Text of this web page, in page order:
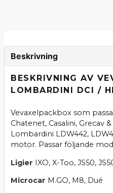
Beskrivning
BESKRIVNING AV
LOMBARDINI DCI /
Vevaxelpackbox som
Chatenet, Casalini, Grecav
Lombardini LDW442,
motor. Passar följande
Ligier IXO, X-Too, JS50,
Microcar M.GO, M8, Dué